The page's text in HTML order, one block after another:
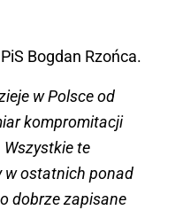
Bogdan Rzońca.
w Polsce od
kompromitacji
te
w ostatnich ponad
dobrze zapisane